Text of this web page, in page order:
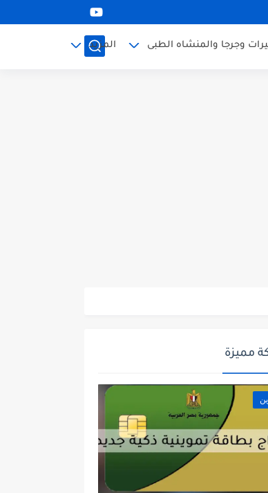
وجرجا والمنشاه الطبى المزيد
مميزة